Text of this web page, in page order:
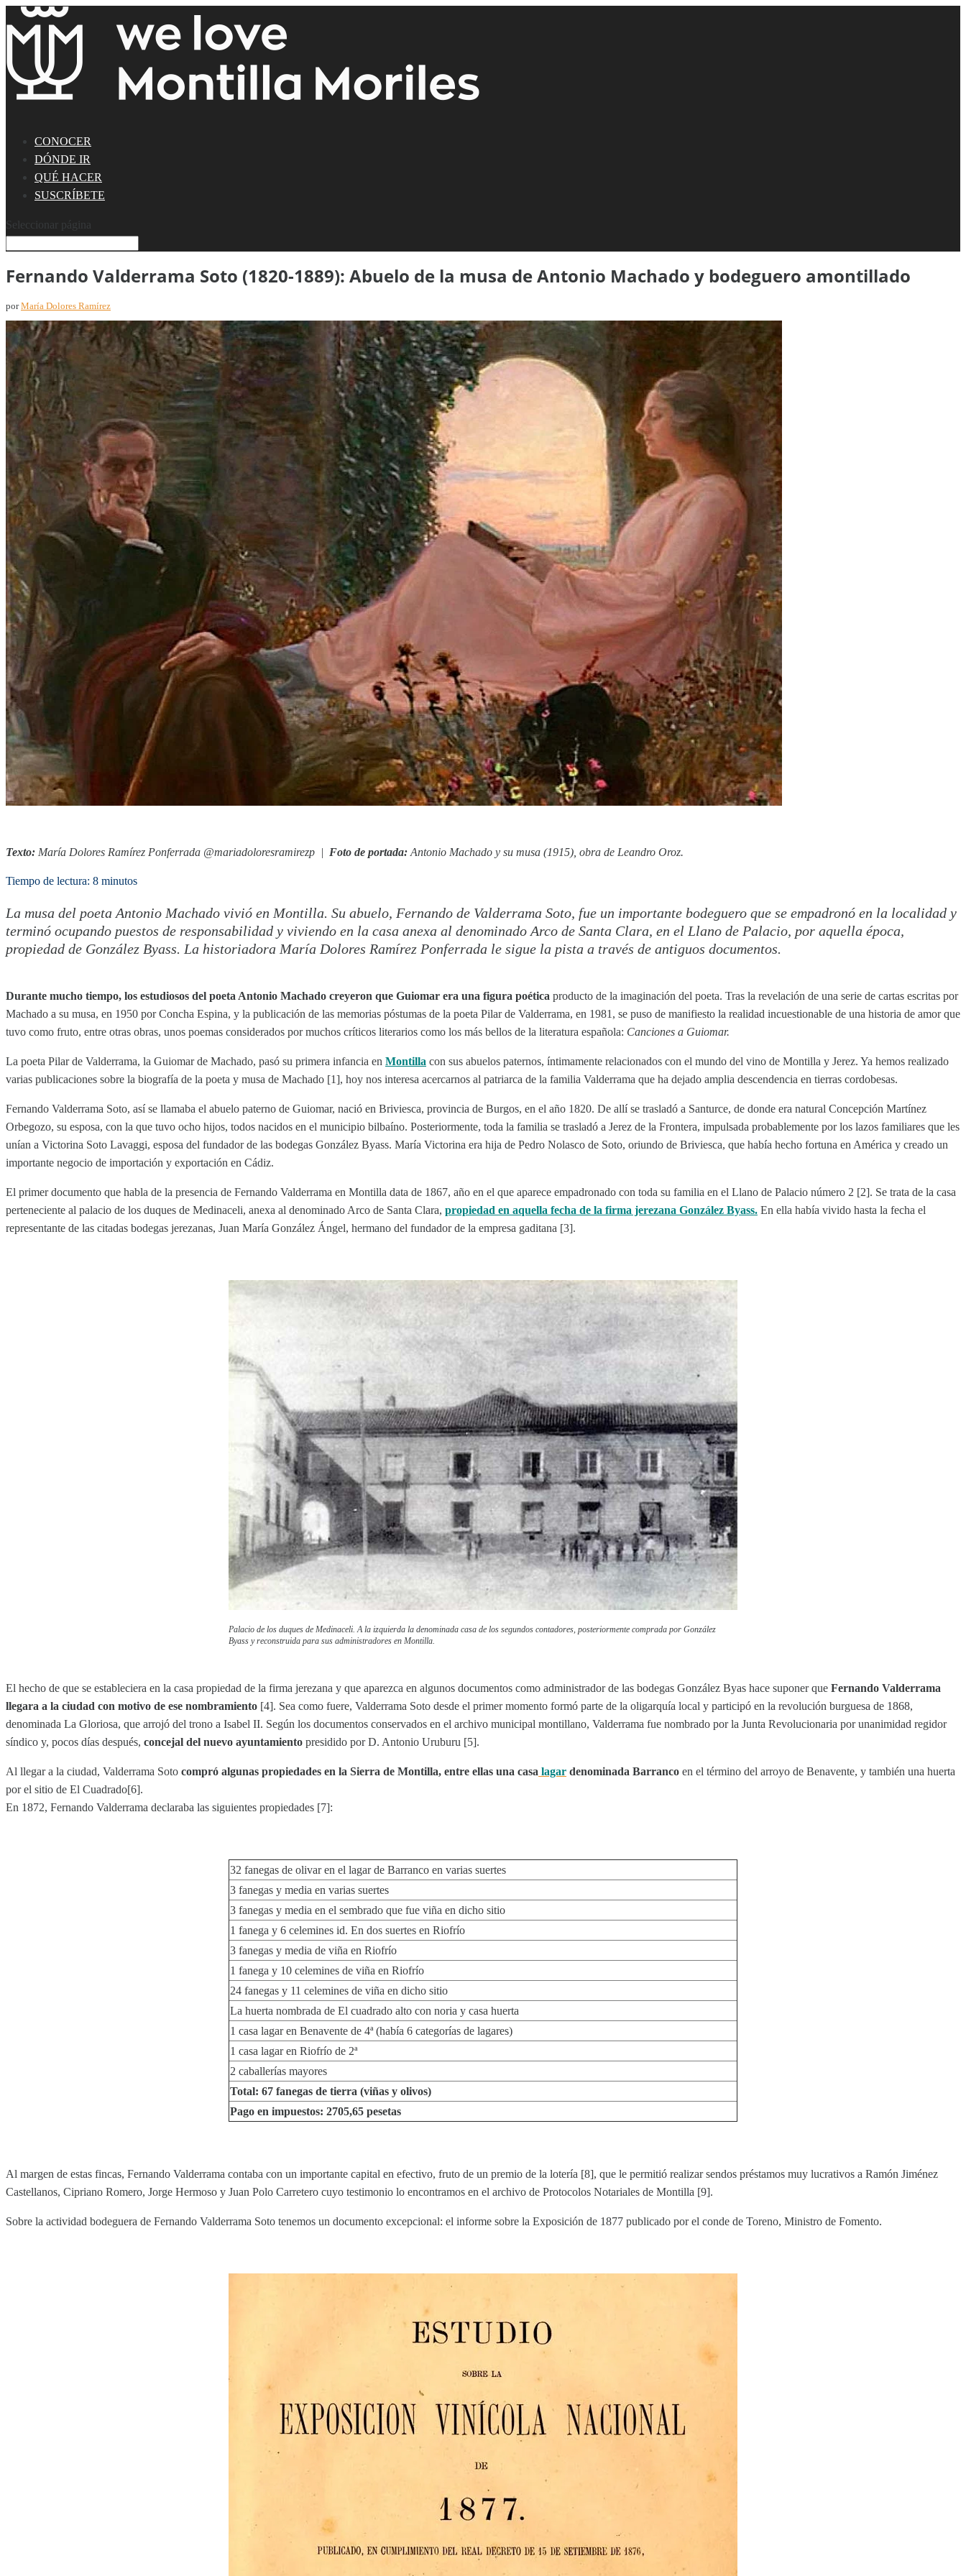
CONOCER
DÓNDE IR
QUÉ HACER
SUSCRÍBETE
Seleccionar página
Fernando Valderrama Soto (1820-1889): Abuelo de la musa de Antonio Machado y bodeguero amontillado
porMaría Dolores Ramírez
Texto: María Dolores Ramírez Ponferrada @mariadoloresramirezp | Foto de portada: Antonio Machado y su musa (1915), obra de Leandro Oroz.
Tiempo de lectura: 8 minutos
La musa del poeta Antonio Machado vivió en Montilla. Su abuelo, Fernando de Valderrama Soto, fue un importante bodeguero que se empadronó en la localidad y
terminó ocupando puestos de responsabilidad y viviendo en la casa anexa al denominado Arco de Santa Clara, en el Llano de Palacio, por aquella época,
propiedad de González Byass. La historiadora María Dolores Ramírez Ponferrada le sigue la pista a través de antiguos documentos.
Durante mucho tiempo, los estudiosos del poeta Antonio Machado creyeron que Guiomar era una figura poética producto de la imaginación del poeta. Tras la revelación de una serie de cartas escritas por
Machado a su musa, en 1950 por Concha Espina, y la publicación de las memorias póstumas de la poeta Pilar de Valderrama, en 1981, se puso de manifiesto la realidad incuestionable de una historia de amor que
tuvo como fruto, entre otras obras, unos poemas considerados por muchos críticos literarios como los más bellos de la literatura española: Canciones a Guiomar.
La poeta Pilar de Valderrama, la Guiomar de Machado, pasó su primera infancia en Montilla con sus abuelos paternos, íntimamente relacionados con el mundo del vino de Montilla y Jerez. Ya hemos realizado
varias publicaciones sobre la biografía de la poeta y musa de Machado [1], hoy nos interesa acercarnos al patriarca de la familia Valderrama que ha dejado amplia descendencia en tierras cordobesas.
Fernando Valderrama Soto, así se llamaba el abuelo paterno de Guiomar, nació en Briviesca, provincia de Burgos, en el año 1820. De allí se trasladó a Santurce, de donde era natural Concepción Martínez
Orbegozo, su esposa, con la que tuvo ocho hijos, todos nacidos en el municipio bilbaíno. Posteriormente, toda la familia se trasladó a Jerez de la Frontera, impulsada probablemente por los lazos familiares que les
unían a Victorina Soto Lavaggi, esposa del fundador de las bodegas González Byass. María Victorina era hija de Pedro Nolasco de Soto, oriundo de Briviesca, que había hecho fortuna en América y creado un
importante negocio de importación y exportación en Cádiz.
El primer documento que habla de la presencia de Fernando Valderrama en Montilla data de 1867, año en el que aparece empadronado con toda su familia en el Llano de Palacio número 2 [2]. Se trata de la casa
perteneciente al palacio de los duques de Medinaceli, anexa al denominado Arco de Santa Clara, propiedad en aquella fecha de la firma jerezana González Byass. En ella había vivido hasta la fecha el
representante de las citadas bodegas jerezanas, Juan María González Ángel, hermano del fundador de la empresa gaditana [3].
Palacio de los duques de Medinaceli. A la izquierda la denominada casa de los segundos contadores, posteriormente comprada por González
Byass y reconstruida para sus administradores en Montilla.
El hecho de que se estableciera en la casa propiedad de la firma jerezana y que aparezca en algunos documentos como administrador de las bodegas González Byas hace suponer que Fernando Valderrama
llegara a la ciudad con motivo de ese nombramiento [4]. Sea como fuere, Valderrama Soto desde el primer momento formó parte de la oligarquía local y participó en la revolución burguesa de 1868,
denominada La Gloriosa, que arrojó del trono a Isabel II. Según los documentos conservados en el archivo municipal montillano, Valderrama fue nombrado por la Junta Revolucionaria por unanimidad regidor
síndico y, pocos días después, concejal del nuevo ayuntamiento presidido por D. Antonio Uruburu [5].
Al llegar a la ciudad, Valderrama Soto compró algunas propiedades en la Sierra de Montilla, entre ellas una casa lagar denominada Barranco en el término del arroyo de Benavente, y también una huerta
por el sitio de El Cuadrado[6].
En 1872, Fernando Valderrama declaraba las siguientes propiedades [7]:
32 fanegas de olivar en el lagar de Barranco en varias suertes
3 fanegas y media en varias suertes
3 fanegas y media en el sembrado que fue viña en dicho sitio
1 fanega y 6 celemines id. En dos suertes en Riofrío
3 fanegas y media de viña en Riofrío
1 fanega y 10 celemines de viña en Riofrío
24 fanegas y 11 celemines de viña en dicho sitio
La huerta nombrada de El cuadrado alto con noria y casa huerta
1 casa lagar en Benavente de 4ª (había 6 categorías de lagares)
1 casa lagar en Riofrío de 2ª
2 caballerías mayores
Total: 67 fanegas de tierra (viñas y olivos)
Pago en impuestos: 2705,65 pesetas
Al margen de estas fincas, Fernando Valderrama contaba con un importante capital en efectivo, fruto de un premio de la lotería [8], que le permitió realizar sendos préstamos muy lucrativos a Ramón Jiménez
Castellanos, Cipriano Romero, Jorge Hermoso y Juan Polo Carretero cuyo testimonio lo encontramos en el archivo de Protocolos Notariales de Montilla [9].
Sobre la actividad bodeguera de Fernando Valderrama Soto tenemos un documento excepcional: el informe sobre la Exposición de 1877 publicado por el conde de Toreno, Ministro de Fomento.